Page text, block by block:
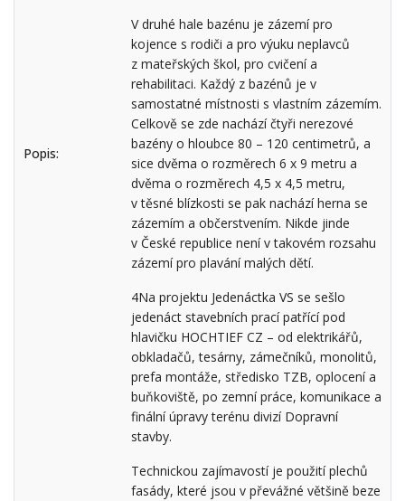
Popis:
V druhé hale bazénu je zázemí pro
kojence s rodiči a pro výuku neplavců
z mateřských škol, pro cvičení a
rehabilitaci. Každý z bazénů je v
samostatné místnosti s vlastním zázemím.
Celkově se zde nachází čtyři nerezové
bazény o hloubce 80 – 120 centimetrů, a
sice dvěma o rozměrech 6 x 9 metru a
dvěma o rozměrech 4,5 x 4,5 metru,
v těsné blízkosti se pak nachází herna se
zázemím a občerstvením. Nikde jinde
v České republice není v takovém rozsahu
zázemí pro plavání malých dětí.
4Na projektu Jedenáctka VS se sešlo
jedenáct stavebních prací patřící pod
hlavičku HOCHTIEF CZ – od elektrikářů,
obkladačů, tesárny, zámečníků, monolitů,
prefa montáže, středisko TZB, oplocení a
buňkoviště, po zemní práce, komunikace a
finální úpravy terénu divizí Dopravní
stavby.
Technickou zajímavostí je použití plechů
fasády, které jsou v převážné většině beze